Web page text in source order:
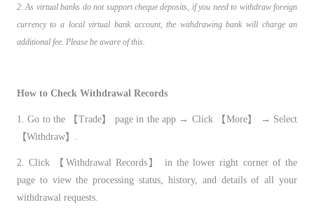
2. As virtual banks do not support cheque deposits, if you need to withdraw foreign
currency to a local virtual bank account, the withdrawing bank will charge an
additional fee. Please be aware of this.
How to Check Withdrawal Records
1. Go to the 【Trade】 page in the app → Click 【More】 → Select
【Withdraw】.
2. Click 【Withdrawal Records】 in the lower right corner of the
page to view the processing status, history, and details of all your
withdrawal requests.